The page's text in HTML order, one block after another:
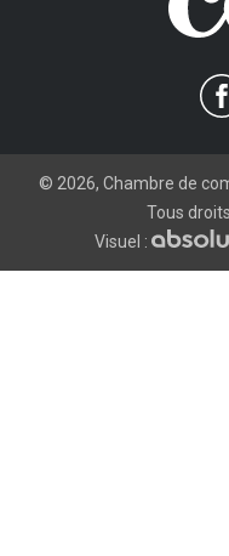
© 2026, Chambre de
Tous
Visuel :